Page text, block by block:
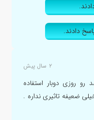
دادند.
۲ سال پیش
ماینوکسیدیل ۵ درصد رو روزی دوبار استفاده
شد ۲ درصدم خیلی ضعیفه تاثیری نداره .